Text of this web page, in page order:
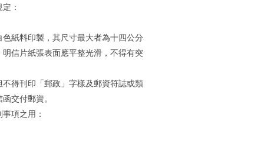
：
紙料印製，其尺寸最大者為十四公分
信片紙張表面應平整光滑，不得有突
得刊印「郵政」字樣及郵資符誌或類
交付郵資。
項之用：